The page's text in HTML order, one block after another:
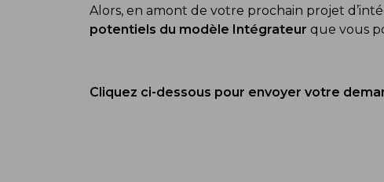
Alors, en amont de votre prochain projet
potentiels du modèle Intégrateur que vous
Cliquez ci-dessous pour envoyer votre